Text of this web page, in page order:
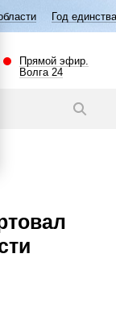
народов
Прямой эфир.
Волга 24